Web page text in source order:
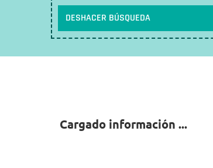
DESHACER BÚSQUEDA
Cargado información ...